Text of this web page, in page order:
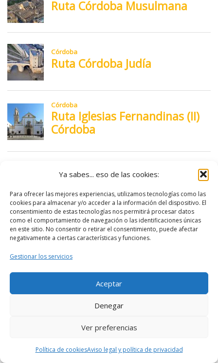
Ya sabes... eso de las cookies:
Para ofrecer las mejores experiencias, utilizamos tecnologías como las
cookies para almacenar y/o acceder a la información del dispositivo. El
consentimiento de estas tecnologías nos permitirá procesar datos
como el comportamiento de navegación o las identificaciones únicas
en este sitio. No consentir o retirar el consentimiento, puede afectar
negativamente a ciertas características y funciones.
Gestionar los servicios
Aceptar
Denegar
Ver preferencias
Política de cookiesAviso legal y política de privacidad